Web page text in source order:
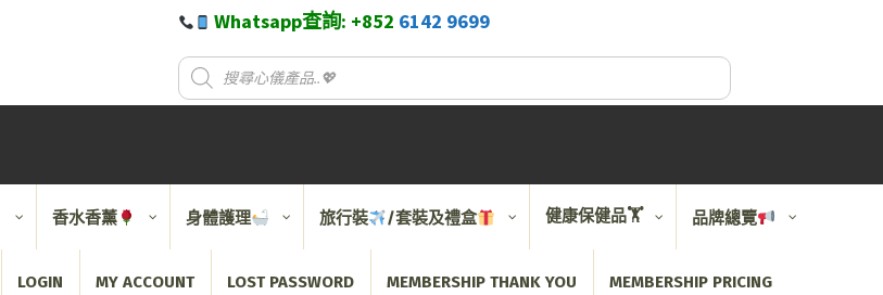
Whatsapp查詢: +852 6142 9699
香水香薰 身體護理 旅行裝 /套裝及禮盒 健康保健品🏋️ 品牌總覽
LOGIN MY ACCOUNT LOST PASSWORD MEMBERSHIP THANK YOU MEMBERSHIP PRICING